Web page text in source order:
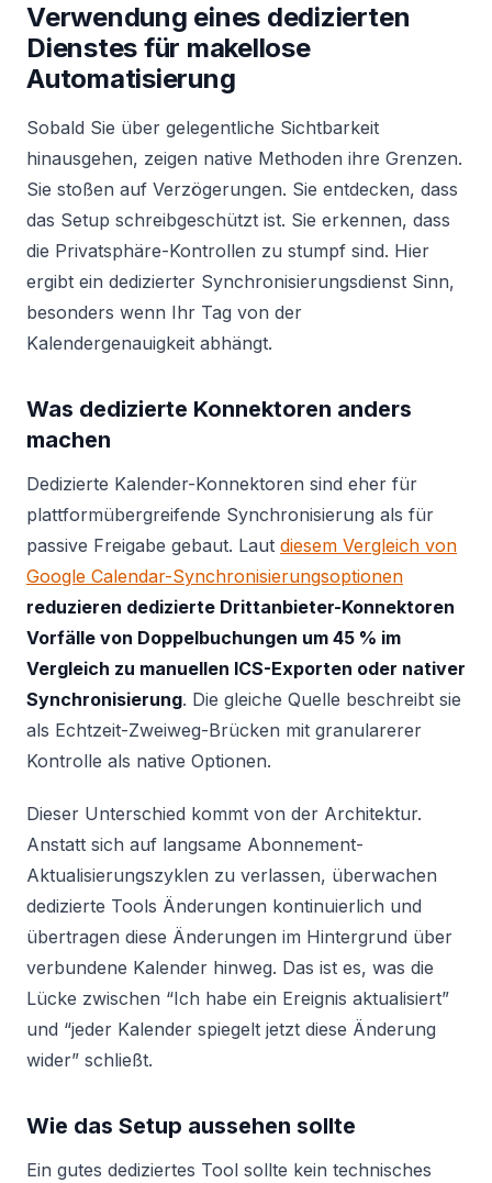
Verwendung eines dedizierten
Dienstes für makellose
Automatisierung
Sobald Sie über gelegentliche Sichtbarkeit
hinausgehen, zeigen native Methoden ihre Grenzen.
Sie stoßen auf Verzögerungen. Sie entdecken, dass
das Setup schreibgeschützt ist. Sie erkennen, dass
die Privatsphäre-Kontrollen zu stumpf sind. Hier
ergibt ein dedizierter Synchronisierungsdienst Sinn,
besonders wenn Ihr Tag von der
Kalendergenauigkeit abhängt.
Was dedizierte Konnektoren anders
machen
Dedizierte Kalender-Konnektoren sind eher für
plattformübergreifende Synchronisierung als für
passive Freigabe gebaut. Laut diesem Vergleich von
Google Calendar-Synchronisierungsoptionen
reduzieren dedizierte Drittanbieter-Konnektoren
Vorfälle von Doppelbuchungen um 45 % im
Vergleich zu manuellen ICS-Exporten oder nativer
Synchronisierung. Die gleiche Quelle beschreibt sie
als Echtzeit-Zweiweg-Brücken mit granularerer
Kontrolle als native Optionen.
Dieser Unterschied kommt von der Architektur.
Anstatt sich auf langsame Abonnement-
Aktualisierungszyklen zu verlassen, überwachen
dedizierte Tools Änderungen kontinuierlich und
übertragen diese Änderungen im Hintergrund über
verbundene Kalender hinweg. Das ist es, was die
Lücke zwischen “Ich habe ein Ereignis aktualisiert”
und “jeder Kalender spiegelt jetzt diese Änderung
wider” schließt.
Wie das Setup aussehen sollte
Ein gutes dediziertes Tool sollte kein technisches